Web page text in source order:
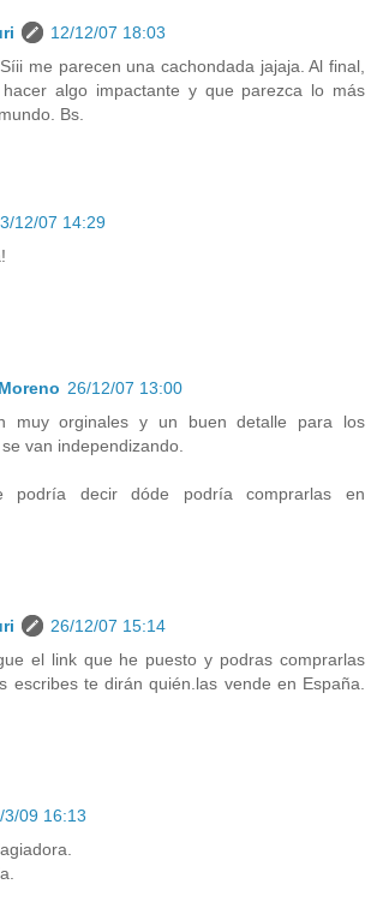
12/12/07 18:03
me parecen una cachondada jajaja. Al final,
algo impactante y que parezca lo más
Bs.
12/07 14:29
26/12/07 13:00
muy orginales y un buen detalle para los
van independizando.
podría decir dóde podría comprarlas en
26/12/07 15:14
el link que he puesto y podras comprarlas
escribes te dirán quién.las vende en España.
3/09 16:13